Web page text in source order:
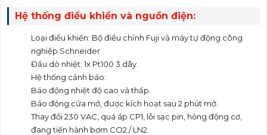
Hệ thống điều khiển và nguồn điện:
Loại điều khiển: Bộ điều chỉnh Fuji và máy tự động công
nghiệp Schneider
Đầu dò nhiệt: 1x Pt100 3 dây.
Hệ thống cảnh báo:
Báo động nhiệt độ cao và thấp.
Báo động cửa mở, được kích hoạt sau 2 phút mở.
Thay đổi 230 VAC, quá áp CP1, lỗi sạc pin, hỏng động cơ,
đang tiến hành bơm CO2 / LN2.